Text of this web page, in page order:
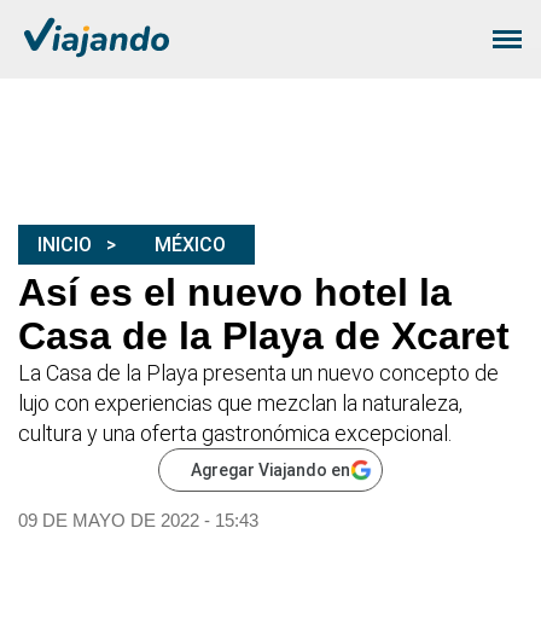
INICIO MÉXICO
Así es el nuevo hotel la
Casa de la Playa de Xcaret
La Casa de la Playa presenta un nuevo concepto de
lujo con experiencias que mezclan la naturaleza,
cultura y una oferta gastronómica excepcional.
Agregar Viajando en
09 DE MAYO DE 2022 - 15:43